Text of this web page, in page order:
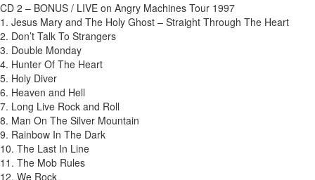
CD 2 – BONUS / LIVE on Angry Machines Tour 1997
1. Jesus Mary and The Holy Ghost – Straight Through The Heart
2. Don’t Talk To Strangers
3. Double Monday
4. Hunter Of The Heart
5. Holy Diver
6. Heaven and Hell
7. Long Live Rock and Roll
8. Man On The Silver Mountain
9. Rainbow In The Dark
10. The Last In Line
11. The Mob Rules
12. We Rock